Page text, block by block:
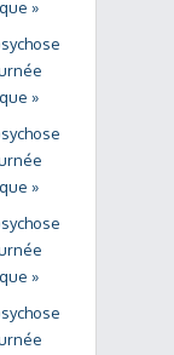
»
»
»
»